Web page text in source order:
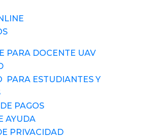
PARA DOCENTE UAV
PARA ESTUDIANTES Y
PAGOS
AYUDA
PRIVACIDAD